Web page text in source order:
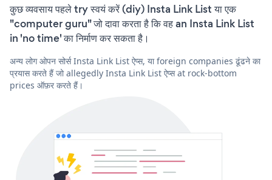
कुछ व्यवसाय पहले try स्वयं करें (diy) Insta Link List या एक
"computer guru" जो दावा करता है कि वह an Insta Link List
in 'no time' का निर्माण कर सकता है।
अन्य लोग ओपन सोर्स Insta Link List ऐप्स, या foreign companies ढूंढने का
प्रयास करते हैं जो allegedly Insta Link List ऐप्स at rock-bottom
prices ऑफ़र करते हैं।